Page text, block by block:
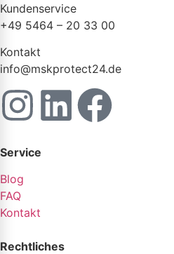
Kundenservice
+49 5464 – 20 33 00
Kontakt
info@mskprotect24.de
Service
Blog
FAQ
Kontakt
Rechtliches